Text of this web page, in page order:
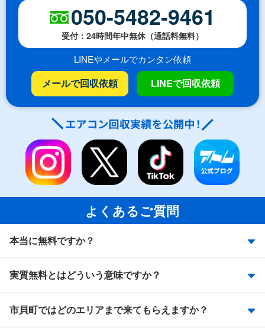
050-5482-9461
受付：24時間年中無休（通話料無料）
LINEやメールでカンタン依頼
メールで回収依頼 LINEで回収依頼
よくあるご質問
本当に無料ですか？
実質無料とはどういう意味ですか？
市貝町ではどのエリアまで来てもらえますか？